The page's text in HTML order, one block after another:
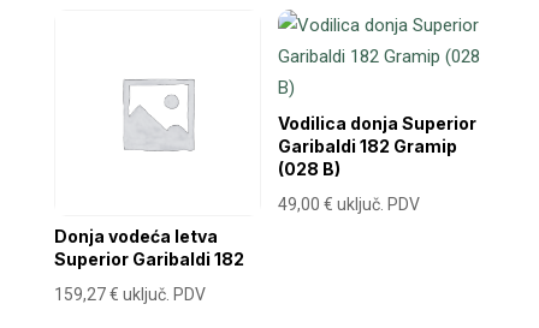
Donja vodeća letva
Superior Garibaldi 182
159,27€ uključ. PDV
Vodilica donja Superior
Garibaldi 182 Gramip
(028 B)
49,00€ uključ. PDV